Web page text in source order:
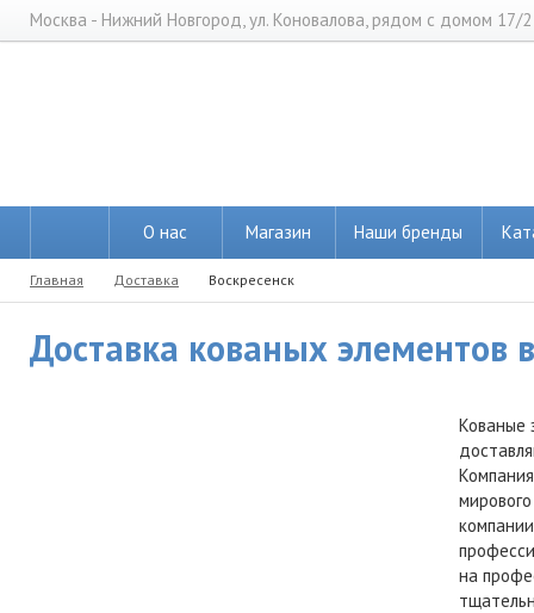
Москва - Нижний Новгород, ул. Коновалова, рядом с домом 17/2
О нас Магазин Наши бренды
Главная Доставка Воскресенск
Доставка кованых элементов
Кованые
на